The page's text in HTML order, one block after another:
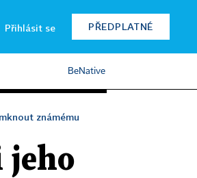
Přihlásit se PŘEDPLATNÉ
BeNative
známému
jeho